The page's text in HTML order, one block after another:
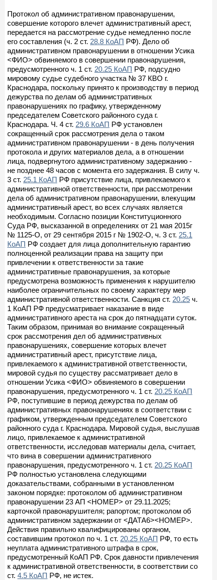
Протокол об административном правонарушении,
совершение которого влечет административный арест,
передается на рассмотрение судье немедленно после
его составления (ч. 2 ст. 28.8 КоАП РФ). Дело об
административном правонарушении в отношении Усика
<ФИО> обвиняемого в совершении правонарушения,
предусмотренного ч. 1 ст. 20.25 КоАП РФ, подсудно
мировому судье судебного участка № 37 КВО г.
Краснодара, поскольку принято к производству в период
дежурства по делам об административных
правонарушениях по графику, утвержденному
председателем Советского районного суда г.
Краснодара. Ч. 4 ст. 29.6 КоАП РФ установлен
сокращенный срок рассмотрения дела о таком
административном правонарушении - в день получения
протокола и других материалов дела, а в отношении
лица, подвергнутого административному задержанию -
не позднее 48 часов с момента его задержания. В силу ч.
3 ст. 25.1 КоАП РФ присутствие лица, привлекаемого к
административной ответственности, при рассмотрении
дела об административном правонарушении, влекущим
административный арест, во всех случаях является
необходимым. Согласно позиции Конституционного
Суда РФ, высказанной в определениях от 21 мая 2015г
№ 1125-О, от 29 сентября 2015 г № 1902-О, ч. 3 ст. 25.1
КоАП РФ создает для лица дополнительную гарантию
полноценной реализации права на защиту при
привлечении к ответственности за такие
административные правонарушения, за которые
предусмотрена возможность применения к нарушителю
наиболее ограничительных по своему характеру мер
административной ответственности. Санкция ст. 20.25 ч.
1 КоАП РФ предусматривает наказание в виде
административного ареста на срок до пятнадцати суток.
Таким образом, принимая во внимание сокращенный
срок рассмотрения дел об административных
правонарушениях, совершение которых влечет
административный арест, присутствие лица,
привлекаемого к административной ответственности,
мировой судья по существу рассматривает дело в
отношении Усика <ФИО> обвиняемого в совершении
правонарушения, предусмотренного ч. 1 ст. 20.25 КоАП
РФ, поступившие в период дежурства по делам об
административных правонарушениях в соответствии с
графиком, утвержденным председателем Советского
районного суда г. Краснодара. Мировой судья, выслушав
лицо, привлекаемое к административной
ответственности, исследовав материалы дела, считает,
что вина в совершении административного
правонарушения, предусмотренного ч. 1 ст. 20.25 КоАП
РФ полностью установлена следующими
доказательствами, собранными в установленном
законом порядке: протоколом об административном
правонарушении 23 АП <НОМЕР> от 29.11.2025;
карточкой правонарушителя; рапортом; протоколом об
административном задержании от <ДАТА6><НОМЕР>.
Действия правильно квалифицированы органом,
составившим протокол по ч. 1 ст. 20.25 КоАП РФ, то есть
неуплата административного штрафа в срок,
предусмотренный КоАП РФ. Срок давности привлечения
к административной ответственности, в соответствии со
ст. 4.5 КоАП РФ, не истек.